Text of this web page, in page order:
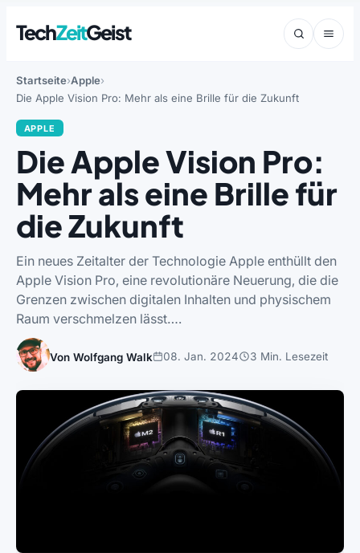
TechZeitGeist
Startseite Apple
Die Apple Vision Pro: Mehr als eine Brille für die Zukunft
APPLE
Die Apple Vision Pro:
Mehr als eine Brille für
die Zukunft
Ein neues Zeitalter der Technologie Apple enthüllt den
Apple Vision Pro, eine revolutionäre Neuerung, die die
Grenzen zwischen digitalen Inhalten und physischem
Raum verschmelzen lässt….
Von Wolfgang Walk 08. Jan. 2024 3 Min. Lesezeit